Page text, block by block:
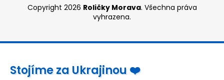
Copyright 2026 Roličky Morava. Všechna práva
vyhrazena.
Stojíme za Ukrajinou ❤️